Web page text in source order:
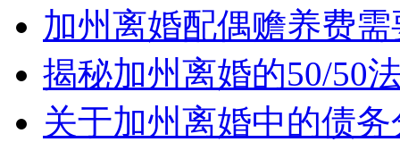
加州离婚配偶赡养费
揭秘加州离婚的50/50
关于加州离婚中的债